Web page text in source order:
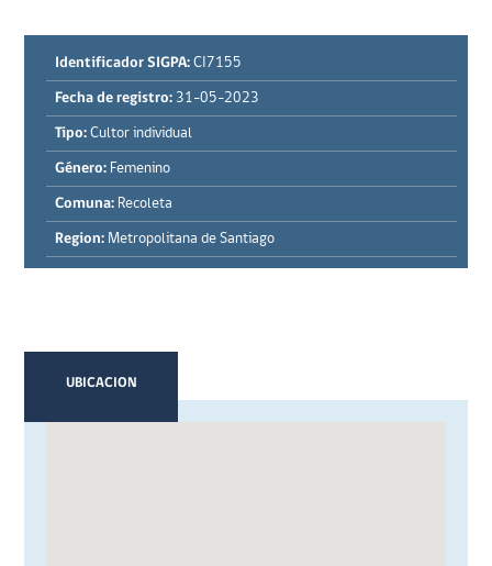
Identificador SIGPA: CI7155
Fecha de registro: 31-05-2023
Tipo: Cultor individual
Género: Femenino
Comuna: Recoleta
Region: Metropolitana de Santiago
UBICACION